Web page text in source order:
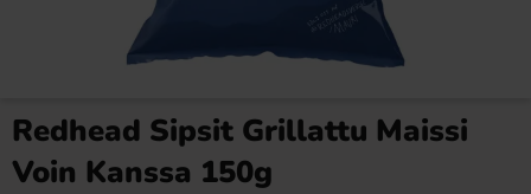
Betty Crocker Country Carrot
Osta
Fazer Viol Tablettipussi 38g
Redhead Sipsit Grillattu Maissi
Voin Kanssa 150g